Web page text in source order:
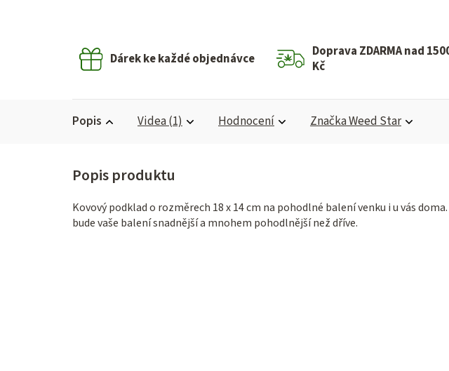
Dárek ke každé objednávce
Doprava ZDARMA nad
Kč
Popis Videa (1) Hodnocení ZnačkaWeed Star
Kovový podklad o rozměrech 18 x 14 cm na pohodlné balení venku i u vás
bude vaše balení snadnější a mnohem pohodlnější než dříve.